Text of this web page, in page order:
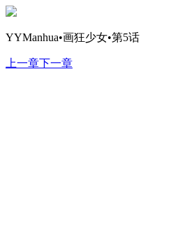
YYManhua•画狂少女•第5话
上一章下一章